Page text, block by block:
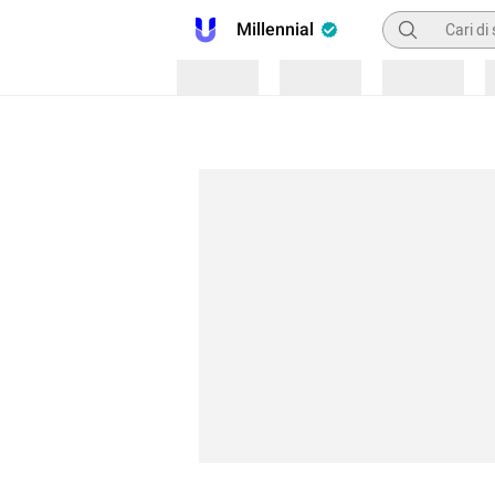
Millennial Pencarian